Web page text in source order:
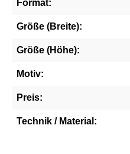
Format:
Größe (Breite):
Größe (Höhe):
Motiv:
Preis:
Technik / Material: